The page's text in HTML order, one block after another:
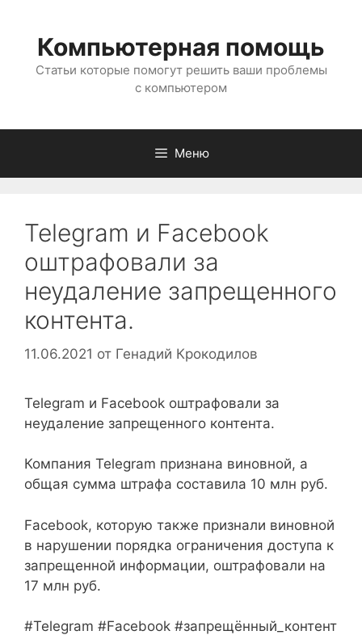
содержимому
Компьютерная помощь
Статьи которые помогут решить ваши проблемы
с компьютером
Меню
Telegram и Facebook
оштрафовали за
неудаление запрещенного
контента.
11.06.2021 от Генадий Крокодилов
Telegram и Facebook оштрафовали за
неудаление запрещенного контента.
Компания Telegram признана виновной, а
общая сумма штрафа составила 10 млн руб.
Facebook, которую также признали виновной
в нарушении порядка ограничения доступа к
запрещенной информации, оштрафовали на
17 млн руб.
#Telegram #Facebook #запрещённый_контент